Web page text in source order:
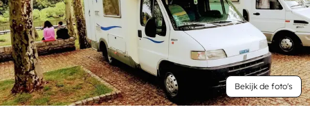
Bekijk de foto's